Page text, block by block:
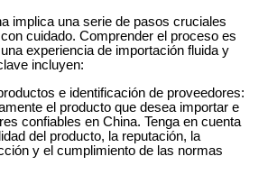
implica una serie de pasos cruciales
cuidado. Comprender el proceso es
experiencia de importación fluida y
incluyen:
e identificación de proveedores:
el producto que desea importar e
confiables en China. Tenga en cuenta
del producto, la reputación, la
y el cumplimiento de las normas